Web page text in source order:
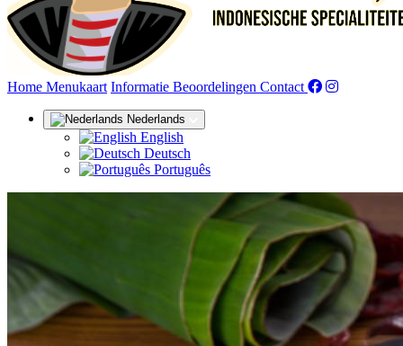
Home (huidige)
Menukaart Informatie Beoordelingen Contact
Nederlands
English
Deutsch
Português